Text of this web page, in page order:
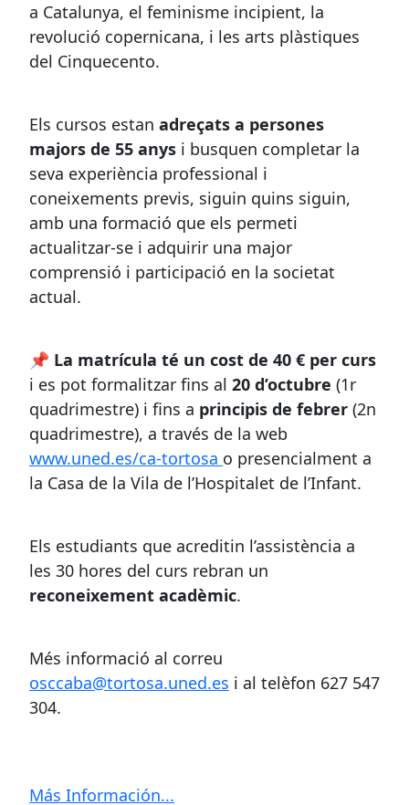
a Catalunya, el feminisme incipient, la
revolució copernicana, i les arts plàstiques
del Cinquecento.
Els cursos estan adreçats a persones
majors de 55 anys i busquen completar la
seva experiència professional i
coneixements previs, siguin quins siguin,
amb una formació que els permeti
actualitzar-se i adquirir una major
comprensió i participació en la societat
actual.
📌 La matrícula té un cost de 40 € per curs
i es pot formalitzar fins al 20 d’octubre (1r
quadrimestre) i fins a principis de febrer (2n
quadrimestre), a través de la web
www.uned.es/ca-tortosa o presencialment a
la Casa de la Vila de l’Hospitalet de l’Infant.
Els estudiants que acreditin l’assistència a
les 30 hores del curs rebran un
reconeixement acadèmic.
Més informació al correu
osccaba@tortosa.uned.es i al telèfon 627 547
304.
Más Información...